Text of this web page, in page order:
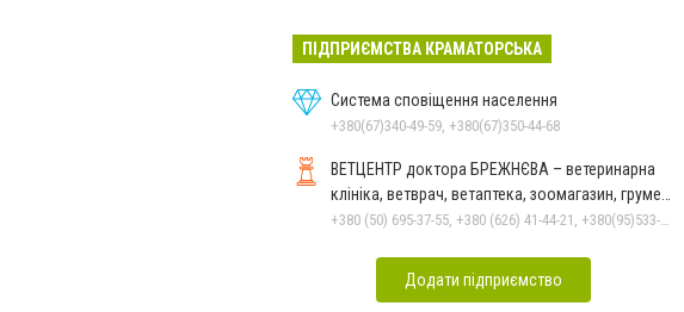
ПІДПРИЄМСТВА КРАМАТОРСЬКА
Система сповіщення населення
+380(67)340-49-59, +380(67)350-44-68
ВЕТЦЕНТР доктора БРЕЖНЄВА – ветеринарна
клініка, ветврач, ветаптека, зоомагазин, грумер,
стрижки.
+380 (50) 695-37-55, +380 (626) 41-44-21, +380(95)533-90-03
Додати підприємство